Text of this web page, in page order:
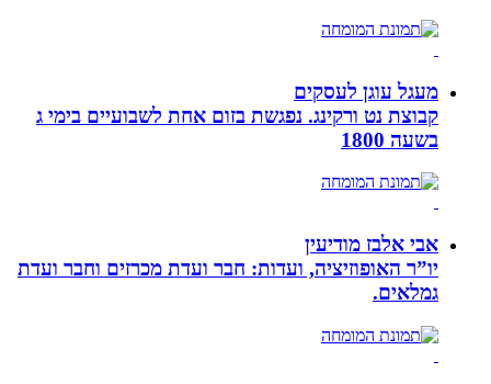
מעגל עוגן לעסקים
קבוצת נט ורקינג. נפגשת בזום אחת לשבועיים בימי ג
בשעה 1800
אבי אלבז מודיעין
יו”ר האופוזיציה, ועדות: חבר ועדת מכרזים וחבר ועדת
גמלאים.